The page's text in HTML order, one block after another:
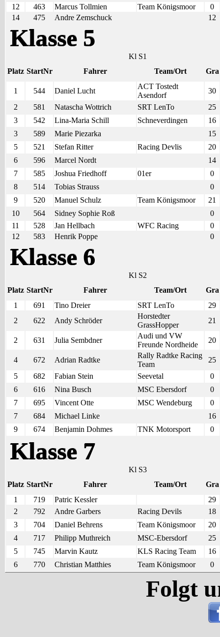
12
463 Marcus Tollmien Team Königsmoor
0
14
475 Andre Zemschuck 12
Klasse 5
Kl S1
Platz StartNr Fahrer Team/Ort Gra
1 544 Daniel Lucht
ACT Tostedt
Asendorf
30
2
581 Natascha Wottrich SRT LenTo
25
3
542 Lina-Maria Schill Schneverdingen
16
3
589 Marie Piezarka
15
5
521 Stefan Ritter Racing Devlis
20
6
596 Marcel Nordt
14
7
585 Joshua Friedhoff 01er
0
8
514 Tobias Strauss
0
9
520 Manuel Schulz Team Königsmoor
21
10
564 Sidney Sophie Roß
0
11
528 Jan Hellbach WFC Racing
0
12
583 Henrik Poppe 0
Klasse 6
Kl S2
Platz StartNr Fahrer Team/Ort
Gra
1
691 Tino Dreier SRT LenTo
29
2
622 Andy Schröder
Horstedter
GrassHopper
21
2 631 Julia Sembdner
Audi und VW
Freunde Nordheide
20
4 672 Adrian Radtke
Rally Radtke Racing
Team
25
5
682 Fabian Stein Seevetal
0
6
616 Nina Busch MSC Ebersdorf
0
7
695 Vincent Otte MSC Wendeburg
0
7
684 Michael Linke
16
9
674 Benjamin Dohmes TNK Motorsport 0
Klasse 7
Kl S3
Platz StartNr Fahrer Team/Ort
Gra
1
719 Patric Kessler
29
2
792 Andre Garbers Racing Devils
18
3
704 Daniel Behrens Team Königsmoor
20
4
717 Philipp Muthreich MSC-Ebersdorf
25
5
745 Marvin Kautz KLS Racing Team
16
6
770 Christian Matthies Team Königsmoor 0
Folgt